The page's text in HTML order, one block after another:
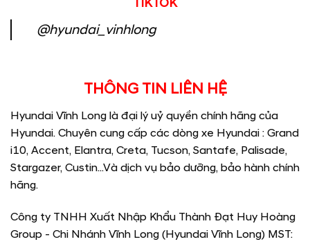
TIKTOK
@hyundai_vinhlong
THÔNG TIN LIÊN HỆ
Hyundai Vĩnh Long là đại lý uỷ quyền chính hãng của
Hyundai. Chuyên cung cấp các dòng xe Hyundai : Grand
i10, Accent, Elantra, Creta, Tucson, Santafe, Palisade,
Stargazer, Custin...Và dịch vụ bảo dưỡng, bảo hành chính
hãng.
Công ty TNHH Xuất Nhập Khẩu Thành Đạt Huy Hoàng
Group - Chi Nhánh Vĩnh Long (Hyundai Vĩnh Long) MST: